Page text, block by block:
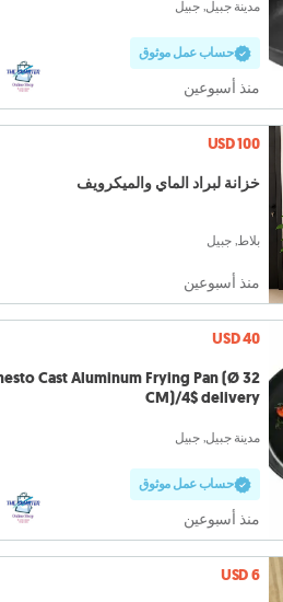
مدينة جبيل, جبيل
حساب عمل موثوق
منذ أسبوعين
USD 100
خزانة لبراد الماي والميكرويف
بلاط, جبيل
منذ أسبوعين
USD 40
Cast Aluminum Frying Pan (Ø 32
CM)/4$ delivery
مدينة جبيل, جبيل
حساب عمل موثوق
منذ أسبوعين
USD 6